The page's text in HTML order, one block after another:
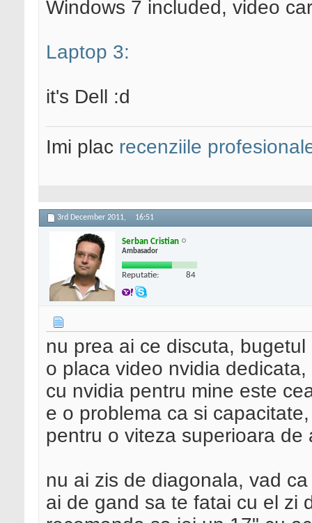
Windows 7 included, video
Laptop 3:
it's Dell :d
Imi plac recenziile
3rd December 2011, 16:51
Serban Cristian
Ambasador
Reputatie: 84
nu prea ai ce discuta,
o placa video nvidia
cu nvidia pentru mine este
e o problema ca si
pentru o viteza superioara de
nu ai zis de diagonala, vad
ai de gand sa te fatai cu el zi